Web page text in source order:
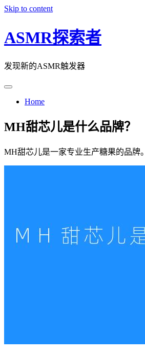
Skip to content
ASMR探索者
发现新的ASMR触发器
Home
MH甜芯儿是什么品牌？
MH甜芯儿是一家专业生产糖果的品牌。